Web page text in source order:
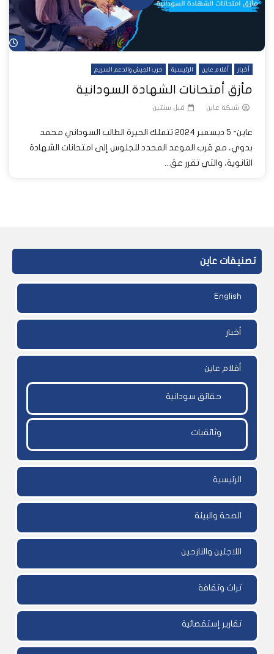
أخبار أفلام عاين الرئيسية حرب الجيش والدعم السريع
مأزق أمتحانات الشهادة السودانية
شبكة عاين قبل سنتين
عاين- 5 ديسمبر 2024 تتملك الحيرة الطالب السوداني محمد
بدوي، مع قرب الموعد المحدد للجلوس إلى امتحانات الشهادة
الثانوية، والتي تقرر عق...
تصنيفات عاين
English
أخبار
أفلام عاين
حقائق سودانية
وثائقيات
الرئيسية
الصحة والبيئة
اللاجئين والنازحين
تراث وثقافة
تقارير إستقصائية